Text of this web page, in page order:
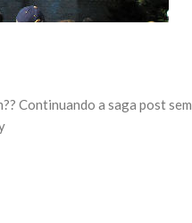
Continuando a saga post sem